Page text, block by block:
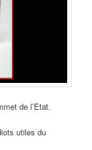
de l’Etat.
utiles du